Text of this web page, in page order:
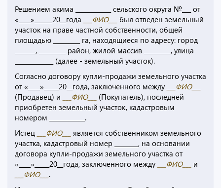
Решением акима ____________ сельского округа №___ от
«____»______20__года
___ФИО___
был отведен земельный
участок на праве частной собственности, общей
площадью _________ га, находящиеся по адресу: город
_______, _________ район, жилой массив _________, улица
_____________ (далее - земельный участок).
Согласно договору купли-продажи земельного участка
от «____»_____20__года, заключенного между
___ФИО___
(Продавец) и
___ФИО___
(Покупатель), последней
приобретен земельный участок, кадастровым
номером ____________.
Истец
___ФИО___
является собственником земельного
участка, кадастровый номер ________, на основании
договора купли-продажи земельного участка от
«____»_____20__года, заключенного между
___ФИО___
и
___ФИО___ .